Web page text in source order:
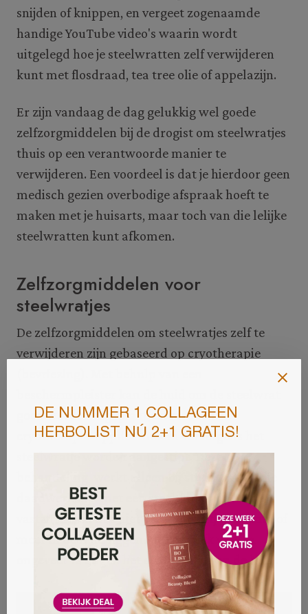
snijden of knippen, en vergeet zogenaamde
handige YouTube video's waarin wordt
uitgelegd hoe je steelwratten zelf verwijderen
kunt met flosdraad, tea tree olie of appelazijn.
Er zijn vandaag de dag gelukkig wel goede
zelfzorgmiddelen bij de drogist om steelwratjes
thuis op een verantwoorde manier te
verwijderen. Een voordeel is dat je hierdoor geen
medisch gezien overbodige afspraak hoeft te
maken met je huisarts, maar toch van die lelijke
steelwratten kunt afkomen.
Zelfzorgmiddelen voor
steelwratjes
De zelfzorgmiddelen om steelwratjes zelf te
verwijderen zijn gebaseerd op cryotherapie
goed worden afgeplakt, en met een
cryotherapie-applicator kan vervolgens het
steelwratje worden aangestipt. Deze
behandeling werkt alleen bij steelwratten die
daadwerkelijk met een steeltje aan de huid
vastzitten, en dus niet bij steelwratjes die min of
meer in de huid liggen. Uiteindelijk valt na
ongeveer 12 dagen het steelwratje van de huid.